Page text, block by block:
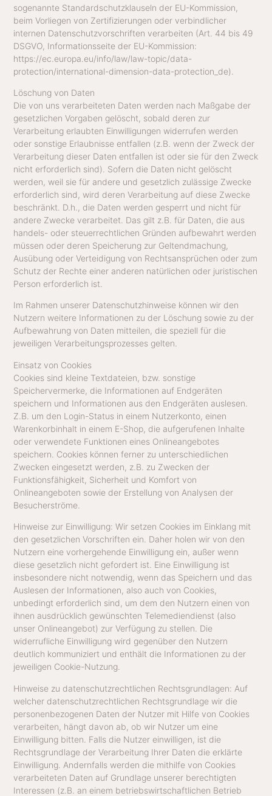
sogenannte Standardschutzklauseln der EU-Kommission,
beim Vorliegen von Zertifizierungen oder verbindlicher
internen Datenschutzvorschriften verarbeiten (Art. 44 bis 49
DSGVO, Informationsseite der EU-Kommission:
https://ec.europa.eu/info/law/law-topic/data-
protection/international-dimension-data-protection_de).
Löschung von Daten
Die von uns verarbeiteten Daten werden nach Maßgabe der
gesetzlichen Vorgaben gelöscht, sobald deren zur
Verarbeitung erlaubten Einwilligungen widerrufen werden
oder sonstige Erlaubnisse entfallen (z.B. wenn der Zweck der
Verarbeitung dieser Daten entfallen ist oder sie für den Zweck
nicht erforderlich sind). Sofern die Daten nicht gelöscht
werden, weil sie für andere und gesetzlich zulässige Zwecke
erforderlich sind, wird deren Verarbeitung auf diese Zwecke
beschränkt. D.h., die Daten werden gesperrt und nicht für
andere Zwecke verarbeitet. Das gilt z.B. für Daten, die aus
handels- oder steuerrechtlichen Gründen aufbewahrt werden
müssen oder deren Speicherung zur Geltendmachung,
Ausübung oder Verteidigung von Rechtsansprüchen oder zum
Schutz der Rechte einer anderen natürlichen oder juristischen
Person erforderlich ist.
Im Rahmen unserer Datenschutzhinweise können wir den
Nutzern weitere Informationen zu der Löschung sowie zu der
Aufbewahrung von Daten mitteilen, die speziell für die
jeweiligen Verarbeitungsprozesses gelten.
Einsatz von Cookies
Cookies sind kleine Textdateien, bzw. sonstige
Speichervermerke, die Informationen auf Endgeräten
speichern und Informationen aus den Endgeräten auslesen.
Z.B. um den Login-Status in einem Nutzerkonto, einen
Warenkorbinhalt in einem E-Shop, die aufgerufenen Inhalte
oder verwendete Funktionen eines Onlineangebotes
speichern. Cookies können ferner zu unterschiedlichen
Zwecken eingesetzt werden, z.B. zu Zwecken der
Funktionsfähigkeit, Sicherheit und Komfort von
Onlineangeboten sowie der Erstellung von Analysen der
Besucherströme.
Hinweise zur Einwilligung: Wir setzen Cookies im Einklang mit
den gesetzlichen Vorschriften ein. Daher holen wir von den
Nutzern eine vorhergehende Einwilligung ein, außer wenn
diese gesetzlich nicht gefordert ist. Eine Einwilligung ist
insbesondere nicht notwendig, wenn das Speichern und das
Auslesen der Informationen, also auch von Cookies,
unbedingt erforderlich sind, um dem den Nutzern einen von
ihnen ausdrücklich gewünschten Telemediendienst (also
unser Onlineangebot) zur Verfügung zu stellen. Die
widerrufliche Einwilligung wird gegenüber den Nutzern
deutlich kommuniziert und enthält die Informationen zu der
jeweiligen Cookie-Nutzung.
Hinweise zu datenschutzrechtlichen Rechtsgrundlagen: Auf
welcher datenschutzrechtlichen Rechtsgrundlage wir die
personenbezogenen Daten der Nutzer mit Hilfe von Cookies
verarbeiten, hängt davon ab, ob wir Nutzer um eine
Einwilligung bitten. Falls die Nutzer einwilligen, ist die
Rechtsgrundlage der Verarbeitung Ihrer Daten die erklärte
Einwilligung. Andernfalls werden die mithilfe von Cookies
verarbeiteten Daten auf Grundlage unserer berechtigten
Interessen (z.B. an einem betriebswirtschaftlichen Betrieb